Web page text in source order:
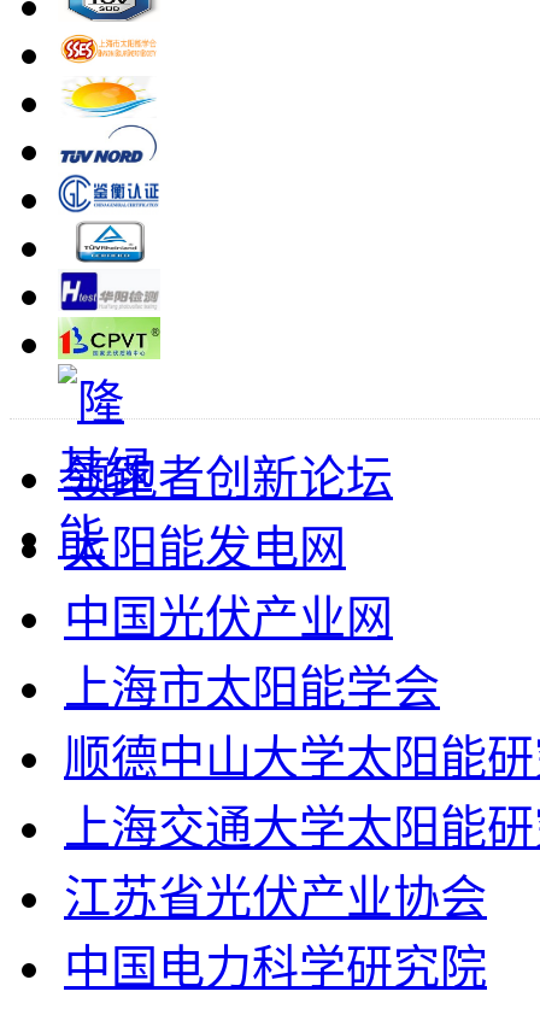
领跑者创新论坛
太阳能发电网
中国光伏产业网
上海市太阳能学会
顺德中山大学太阳能
上海交通大学太阳能
江苏省光伏产业协会
中国电力科学研究院